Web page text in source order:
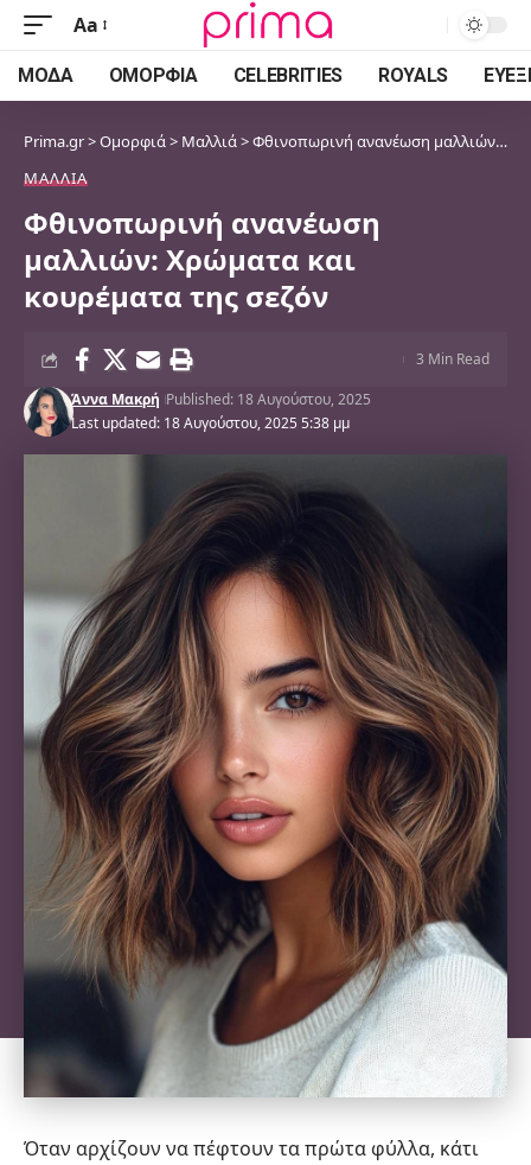
Font
Resizer
Aa
ΜΌΔΑ ΟΜΟΡΦΙΆ CELEBRITIES ROYALS
Prima.gr>Ομορφιά> Μαλλιά>Φθινοπωρινή ανανέωση μαλλιών: Χρώματα και κουρέματα της σεζόν
ΜΑΛΛΙΆ
Φθινοπωρινή ανανέωση
μαλλιών: Χρώματα και
κουρέματα της σεζόν
Last updated: 18 Αυγούστου, 2025 5:38 μμ
Άννα Μακρή Published: 18 Αυγούστου, 2025
3 Min Read
Όταν αρχίζουν να πέφτουν τα πρώτα φύλλα, κάτι